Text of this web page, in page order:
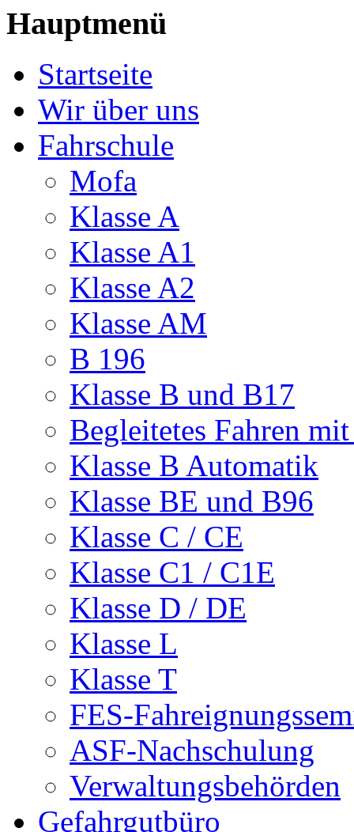
Hauptmenü
Startseite
Wir über uns
Fahrschule
Mofa
Klasse A
Klasse A1
Klasse A2
Klasse AM
B 196
Klasse B und B17
Begleitetes Fahren
Klasse B Automatik
Klasse BE und B96
Klasse C / CE
Klasse C1 / C1E
Klasse D / DE
Klasse L
Klasse T
FES-
ASF-Nachschulung
Verwaltungsbehörden
Gefahrgutbüro